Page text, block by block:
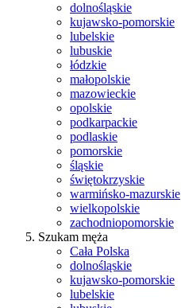
dolnośląskie
kujawsko-pomorskie
lubelskie
lubuskie
łódzkie
małopolskie
mazowieckie
opolskie
podkarpackie
podlaskie
pomorskie
śląskie
świętokrzyskie
warmińsko-mazurskie
wielkopolskie
zachodniopomorskie
Szukam męża
Cała Polska
dolnośląskie
kujawsko-pomorskie
lubelskie